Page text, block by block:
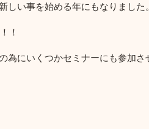
い事を始める年にもなりました。
！
にいくつかセミナーにも参加さ